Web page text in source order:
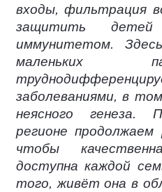
входы, фильтрация
защитить
иммунитетом.
маленьких
заболеваниями, в
неясного генеза.
регионе
чтобы
доступна каждой
того, живёт она в